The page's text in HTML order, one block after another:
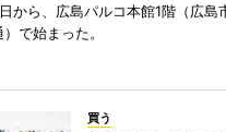
から、広島パルコ本館1階（広島
）で始まった。
買う